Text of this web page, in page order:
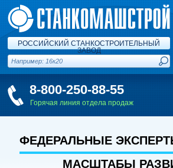
РОССИЙСКИЙ СТАНКОСТРОИТЕЛЬНЫЙ
ЗАВОД
8-800-250-88-55
Горячая линия отдела продаж
ФЕДЕРАЛЬНЫЕ
МАСШТАБЫ